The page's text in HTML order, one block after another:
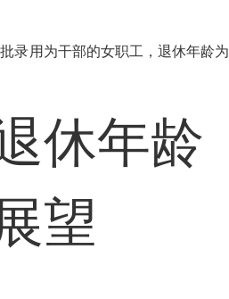
录用为干部的女职工，退休年龄为
休年龄
望